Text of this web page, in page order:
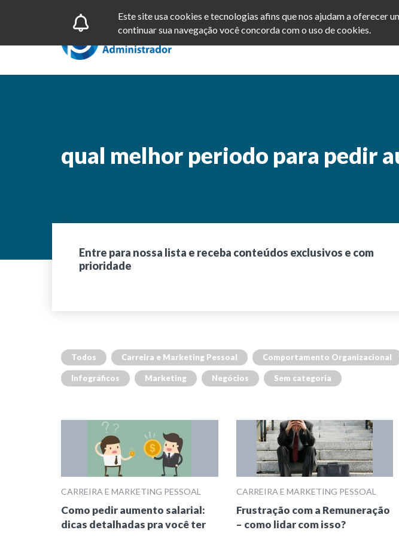
Este site usa cookies e tecnologias afins que nos ajudam a oferecer
continuar sua navegação você concorda com o uso de cookies.
qual melhor periodo para pedir
Entre para nossa lista e receba conteúdos exclusivos e com
prioridade
Todos Carreira e Marketing Pessoal Comportamento Organizacional
Infográficos Marketing Negócios Sem categoria
CARREIRA E MARKETING PESSOAL
Como pedir aumento salarial:
dicas detalhadas pra você ter
CARREIRA E MARKETING PESSOAL
Frustração com a Remuneração
– como lidar com isso?